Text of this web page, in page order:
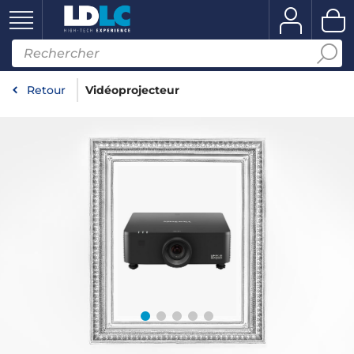
Retour Vidéoprojecteur